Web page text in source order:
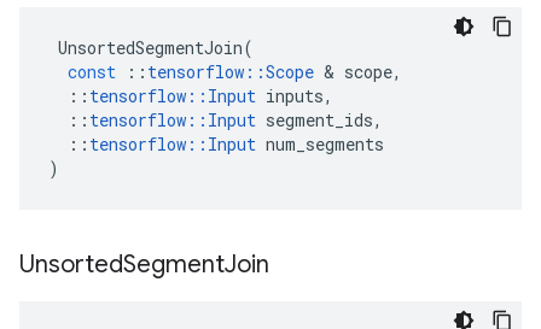
UnsortedSegmentJoin(
const
:: tensorflow ::Scope & scope,
:: tensorflow :: Input inputs,
:: tensorflow :: Input segment_ids,
:: tensorflow :: Input num_segments
)
UnsortedSegmentJoin